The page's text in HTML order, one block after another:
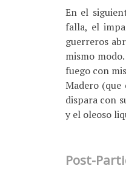
En el
falla, el
guerreros
mismo
fuego con
Madero (que
dispara con
y el oleoso
Post-